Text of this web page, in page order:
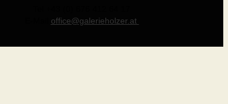
office@galerieholzer.at